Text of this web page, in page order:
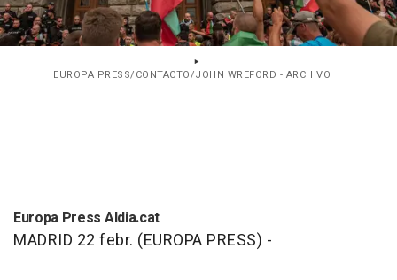
EUROPA PRESS/CONTACTO/JOHN WREFORD - ARCHIVO
Europa Press Aldia.cat
MADRID 22 febr. (EUROPA PRESS) -